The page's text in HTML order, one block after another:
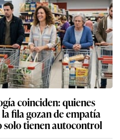
coinciden: quienes
fila gozan de empatía
tienen autocontrol